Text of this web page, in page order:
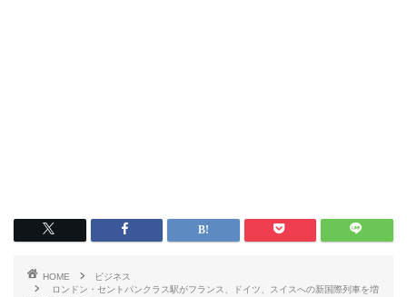
HOME
ビジネス
ロンドン・セントパンクラス駅がフランス、ドイツ、スイスへの新国際列車を増